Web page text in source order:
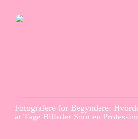
Fotografere for Begyndere:
at Tage Billeder Som en